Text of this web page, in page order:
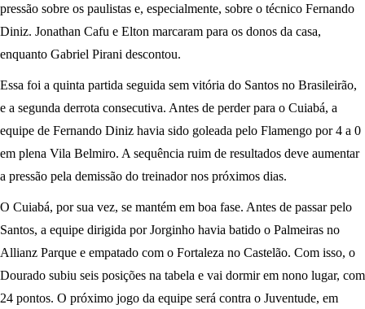
pressão sobre os paulistas e, especialmente, sobre o técnico Fernando
Diniz. Jonathan Cafu e Elton marcaram para os donos da casa,
enquanto Gabriel Pirani descontou.
Essa foi a quinta partida seguida sem vitória do Santos no Brasileirão,
e a segunda derrota consecutiva. Antes de perder para o Cuiabá, a
equipe de Fernando Diniz havia sido goleada pelo Flamengo por 4 a 0
em plena Vila Belmiro. A sequência ruim de resultados deve aumentar
a pressão pela demissão do treinador nos próximos dias.
O Cuiabá, por sua vez, se mantém em boa fase. Antes de passar pelo
Santos, a equipe dirigida por Jorginho havia batido o Palmeiras no
Allianz Parque e empatado com o Fortaleza no Castelão. Com isso, o
Dourado subiu seis posições na tabela e vai dormir em nono lugar, com
24 pontos. O próximo jogo da equipe será contra o Juventude, em